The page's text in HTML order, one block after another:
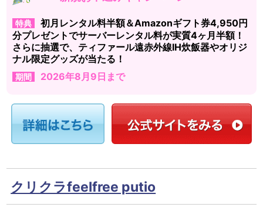
特典
初月レンタル料半額＆Amazonギフト券4,950円
分プレゼントでサーバーレンタル料が実質4ヶ月半額！
さらに抽選で、ティファール遠赤外線IH炊飯器やオリジ
ナル限定グッズが当たる！
期間 2026年8月9日まで
クリクラfeelfree putio